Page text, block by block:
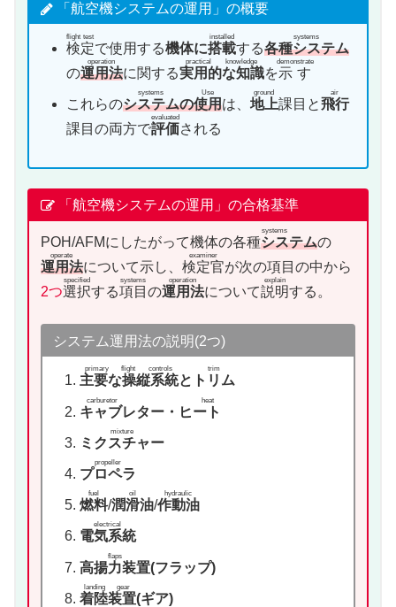
「航空機システムの運用」の概要
検定
flight test
で使用する機体に搭載
installed
する各種システム
systems
の運用法
operation
に関する実用的な知識
practical knowledge
を示す
demonstrate
これらのシステム
systems
の使用
Use
は、 地上
ground
課目と飛行
air
課目の両方で評価
evaluated
される
「航空機システムの運用」の合格基準
POH/AFMにしたがって機体の各種システム
systems
の
運用法
operate
について示し、 検定官
examiner
が次の項目の中から
2つ選択
specified
する項目
systems
の運用法
operation
について説明
explain
する。
システム運用法の説明(2つ)
主要な操縦系統
primary flight controls
と トリム
trim
キャブレター・ヒート
carburetor heat
ミクスチャー
mixture
プロペラ
propeller
燃料
fuel
/潤滑油
oil
/作動油
hydraulic
電気系統
electrical
高揚力装置
flaps
(フラップ)
着陸装置
landing gear
(ギア)